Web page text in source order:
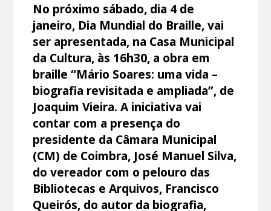
No próximo sábado, dia 4 de
janeiro, Dia Mundial do Braille, vai
ser apresentada, na Casa Municipal
da Cultura, às 16h30, a obra em
braille “Mário Soares: uma vida –
biografia revisitada e ampliada”, de
Joaquim Vieira. A iniciativa vai
contar com a presença do
presidente da Câmara Municipal
(CM) de Coimbra, José Manuel Silva,
do vereador com o pelouro das
Bibliotecas e Arquivos, Francisco
Queirós, do autor da biografia,